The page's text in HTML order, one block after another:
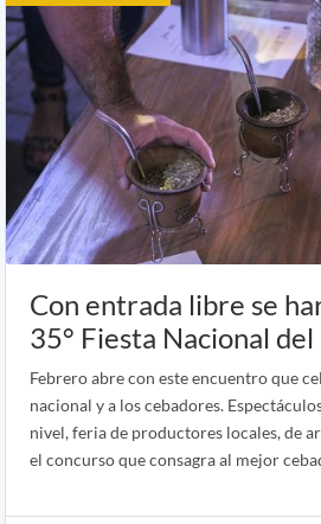
Con entrada libre se
35° Fiesta Nacional
Febrero abre con este encuentro que
nacional y a los cebadores.
nivel, feria de productores locales, de
el concurso que consagra al mejor